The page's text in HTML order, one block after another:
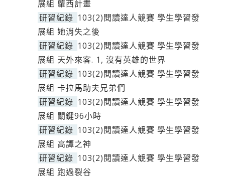
展組 蘿西計畫
研習紀錄 103(2)閱讀達人競賽 學生學習發
展組 她消失之後
研習紀錄 103(2)閱讀達人競賽 學生學習發
展組 天外來客. 1, 沒有英雄的世界
研習紀錄 103(2)閱讀達人競賽 學生學習發
展組 卡拉馬助夫兄弟們
研習紀錄 103(2)閱讀達人競賽 學生學習發
展組 關鍵96小時
研習紀錄 103(2)閱讀達人競賽 學生學習發
展組 高譚之神
研習紀錄 103(2)閱讀達人競賽 學生學習發
展組 跑過裂谷